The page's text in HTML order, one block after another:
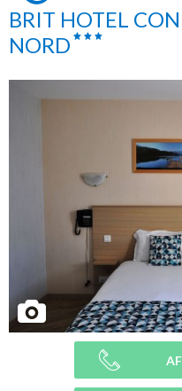
BRIT HOTEL
NORD